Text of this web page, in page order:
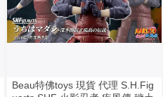
Beau特佛toys 現貨 代理 S.H.Fig